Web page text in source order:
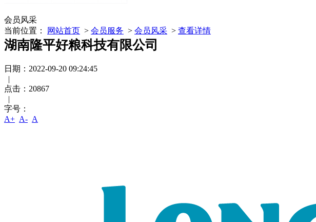
会员风采
当前位置：
网站首页 > 会员服务 > 会员风采 > 查看详情
湖南隆平好粮科技有限公司
日期：2022-09-20 09:24:45
|
点击： 20867
|
字号：
A+ A- A